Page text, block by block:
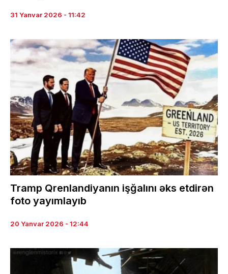
31 Yanvar 2026 - 11:42
Tramp Qrenlandiyanın işğalını əks etdirən
foto yayımlayıb
20 Yanvar 2026 - 12:44